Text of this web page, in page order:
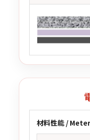
材料性能 /